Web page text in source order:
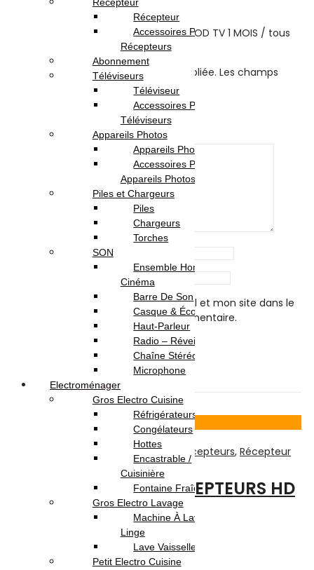
There are no reviews yet.
Be the first to review “Abonnement TOD TV 1 MOIS / tous
Votre adresse e-mail ne sera pas publiée. Les champs
obligatoires sont indiqués avec*
Your review
*
Enregistrer mon nom, mon e-mail et mon site dans le
navigateur pour mon prochain commentaire.
Related products
Accessoires Pour Récepteurs, Récepteur
AFFICHEUR POUR RÉCEPTEURS HD
Récepteur
Accessoires Pour
Récepteurs
Abonnement
Téléviseurs
Téléviseur
Accessoires Pour
Téléviseurs
Appareils Photos
Appareils Photo
Accessoires Pour
Appareils Photos
Piles et Chargeurs
Piles
Chargeurs
Torches
SON
Ensemble Home
Cinéma
Barre De Son
Casque & Écouteurs
Haut-Parleur
Radio – Réveil
Chaîne Stéréo
Microphone
Electroménager
Gros Electro Cuisine
Réfrigérateurs
Congélateurs
Hottes
Encastrable /
Cuisinière
Fontaine Fraîche
Gros Electro Lavage
Machine À Laver / Sèche
Linge
Lave Vaisselle
Petit Electro Cuisine